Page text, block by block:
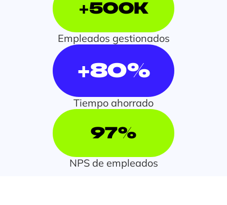
+5ook
Empleados gestionados
+8o%
Tiempo ahorrado
97%
NPS de empleados